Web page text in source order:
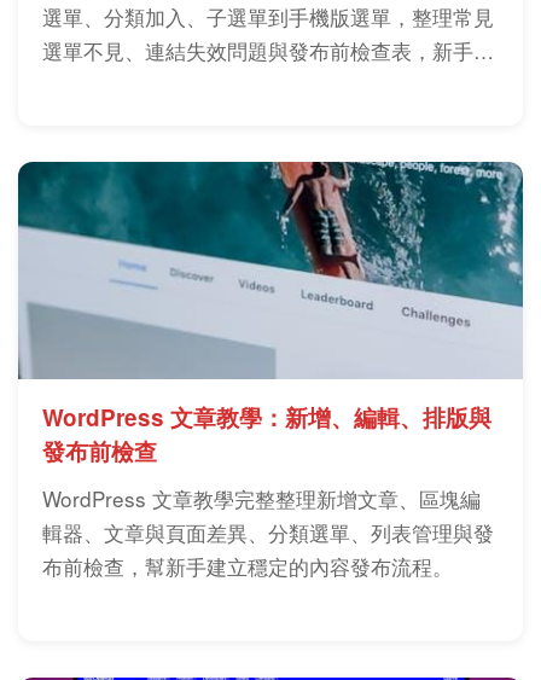
選單、分類加入、子選單到手機版選單，整理常見
選單不見、連結失效問題與發布前檢查表，新手也
WordPress 文章教學：新增、編輯、排版與
發布前檢查
WordPress 文章教學完整整理新增文章、區塊編
輯器、文章與頁面差異、分類選單、列表管理與發
布前檢查，幫新手建立穩定的內容發布流程。